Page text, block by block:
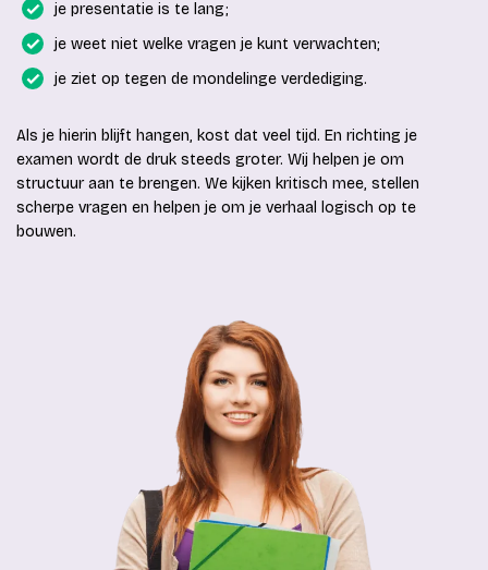
je presentatie is te lang;
je weet niet welke vragen je kunt verwachten;
je ziet op tegen de mondelinge verdediging.
Als je hierin blijft hangen, kost dat veel tijd. En richting je
examen wordt de druk steeds groter. Wij helpen je om
structuur aan te brengen. We kijken kritisch mee, stellen
scherpe vragen en helpen je om je verhaal logisch op te
bouwen.